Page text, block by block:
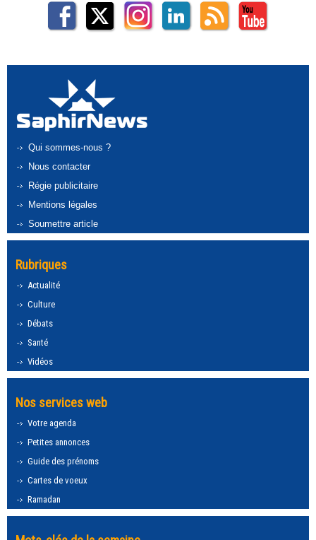
Qui sommes-nous ?
Nous contacter
Régie publicitaire
Mentions légales
Soumettre article
Rubriques
Actualité
Culture
Débats
Santé
Vidéos
Nos services web
Votre agenda
Petites annonces
Guide des prénoms
Cartes de voeux
Ramadan